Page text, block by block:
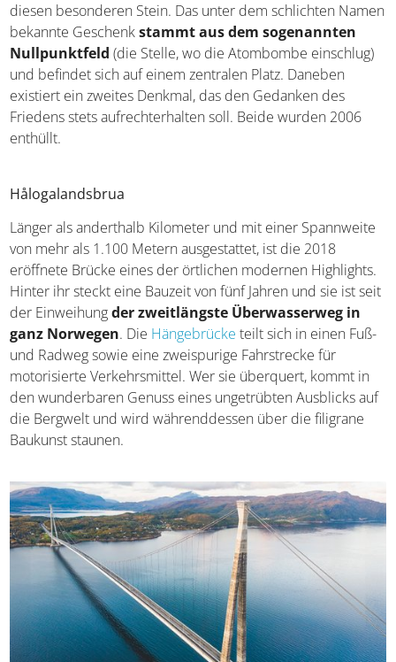
Bürgermeister für den Frieden), die auf einen engagierten
Politiker in Hiroshima zurückgeht, bekam die Kommune
diesen besonderen Stein. Das unter dem schlichten
Namen bekannte Geschenk stammt aus dem
sogenannten Nullpunktfeld(die Stelle, wo die
Atombombe einschlug) und befindet sich auf einem
zentralen Platz. Daneben existiert ein zweites Denkmal,
soll. Beide wurden 2006 enthüllt.
Hålogalandsbrua
Länger als anderthalb Kilometer und mit einer
Spannweite von mehr als 1.100 Metern ausgestattet, ist
die 2018 eröffnete Brücke eines der örtlichen modernen
Highlights. Hinter ihr steckt eine Bauzeit von fünf Jahren
und sie ist seit der Einweihungder zweitlängste
Überwasserweg in ganz Norwegen. DieHängebrücke
teilt sich in einen Fuß- und Radweg sowie eine
zweispurige Fahrstrecke für motorisierte Verkehrsmittel.
Wer sie überquert, kommt in den wunderbaren Genuss
währenddessen über die filigrane Baukunst staunen.